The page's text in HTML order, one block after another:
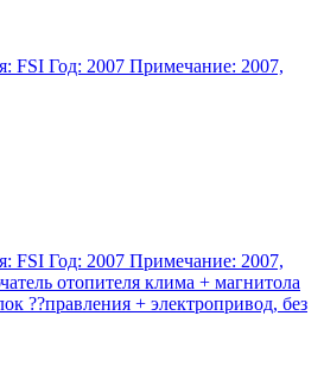
FSI Год: 2007 Примечание: 2007,
FSI Год: 2007 Примечание: 2007,
отопителя клима + магнитола
??правления + электропривод, без